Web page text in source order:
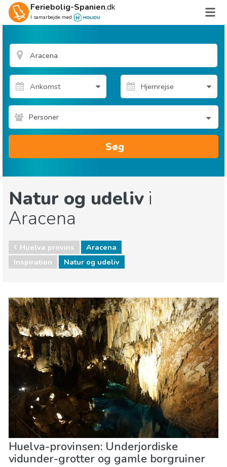
Feriebolig-Spanien.dk
I samarbejde med
Personer
Søg
Natur og udeliv i
Aracena
Huelva provins
Aracena
Inspiration
Natur og udeliv
Natur og udeliv
Huelva-provinsen: Underjordiske
vidunder-grotter og gamle borgruiner